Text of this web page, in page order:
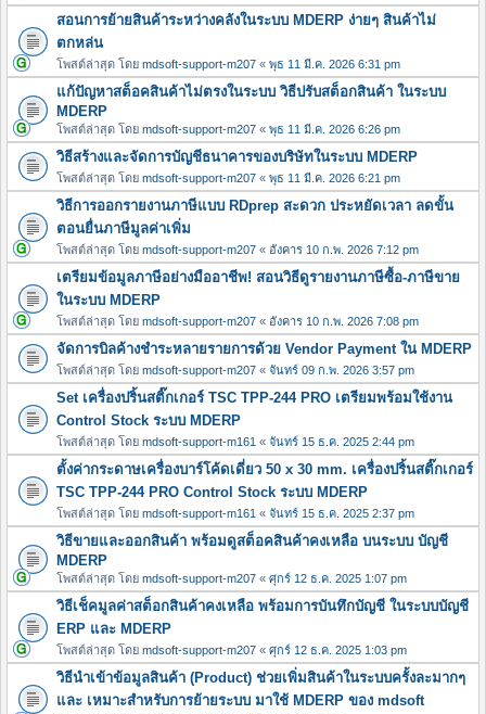
สอนการย้ายสินค้าระหว่างคลังในระบบ MDERP ง่ายๆ สินค้าไม่
ตกหล่น
โพสต์ล่าสุด โดย mdsoft-support-m207 « พุธ 11 มี.ค. 2026 6:31 pm
แก้ปัญหาสต็อคสินค้าไม่ตรงในระบบ วิธีปรับสต็อกสินค้า ในระบบ
MDERP
โพสต์ล่าสุด โดย mdsoft-support-m207 « พุธ 11 มี.ค. 2026 6:26 pm
วิธีสร้างและจัดการบัญชีธนาคารของบริษัทในระบบ MDERP
โพสต์ล่าสุด โดย mdsoft-support-m207 « พุธ 11 มี.ค. 2026 6:21 pm
วิธีการออกรายงานภาษีแบบ RDprep สะดวก ประหยัดเวลา ลดขั้น
ตอนยื่นภาษีมูลค่าเพิ่ม
โพสต์ล่าสุด โดย mdsoft-support-m207 « อังคาร 10 ก.พ. 2026 7:12 pm
เตรียมข้อมูลภาษีอย่างมืออาชีพ! สอนวิธีดูรายงานภาษีซื้อ-ภาษีขาย
ในระบบ MDERP
โพสต์ล่าสุด โดย mdsoft-support-m207 « อังคาร 10 ก.พ. 2026 7:08 pm
จัดการบิลค้างชำระหลายรายการด้วย Vendor Payment ใน MDERP
โพสต์ล่าสุด โดย mdsoft-support-m207 « จันทร์ 09 ก.พ. 2026 3:57 pm
Set เครื่องปริ้นสติ๊กเกอร์ TSC TPP-244 PRO เตรียมพร้อมใช้งาน
Control Stock ระบบ MDERP
โพสต์ล่าสุด โดย mdsoft-support-m161 « จันทร์ 15 ธ.ค. 2025 2:44 pm
ตั้งค่ากระดาษเครื่องบาร์โค้ดเดี่ยว 50 x 30 mm. เครื่องปริ้นสติ๊กเกอร์
TSC TPP-244 PRO Control Stock ระบบ MDERP
โพสต์ล่าสุด โดย mdsoft-support-m161 « จันทร์ 15 ธ.ค. 2025 2:37 pm
วิธีขายและออกสินค้า พร้อมดูสต็อคสินค้าคงเหลือ บนระบบ บัญชี
MDERP
โพสต์ล่าสุด โดย mdsoft-support-m207 « ศุกร์ 12 ธ.ค. 2025 1:07 pm
วิธีเช็คมูลค่าสต็อกสินค้าคงเหลือ พร้อมการบันทึกบัญชี ในระบบบัญชี
ERP และ MDERP
โพสต์ล่าสุด โดย mdsoft-support-m207 « ศุกร์ 12 ธ.ค. 2025 1:03 pm
วิธีนำเข้าข้อมูลสินค้า (Product) ช่วยเพิ่มสินค้าในระบบครั้งละมากๆ
และ เหมาะสำหรับการย้ายระบบ มาใช้ MDERP ของ mdsoft